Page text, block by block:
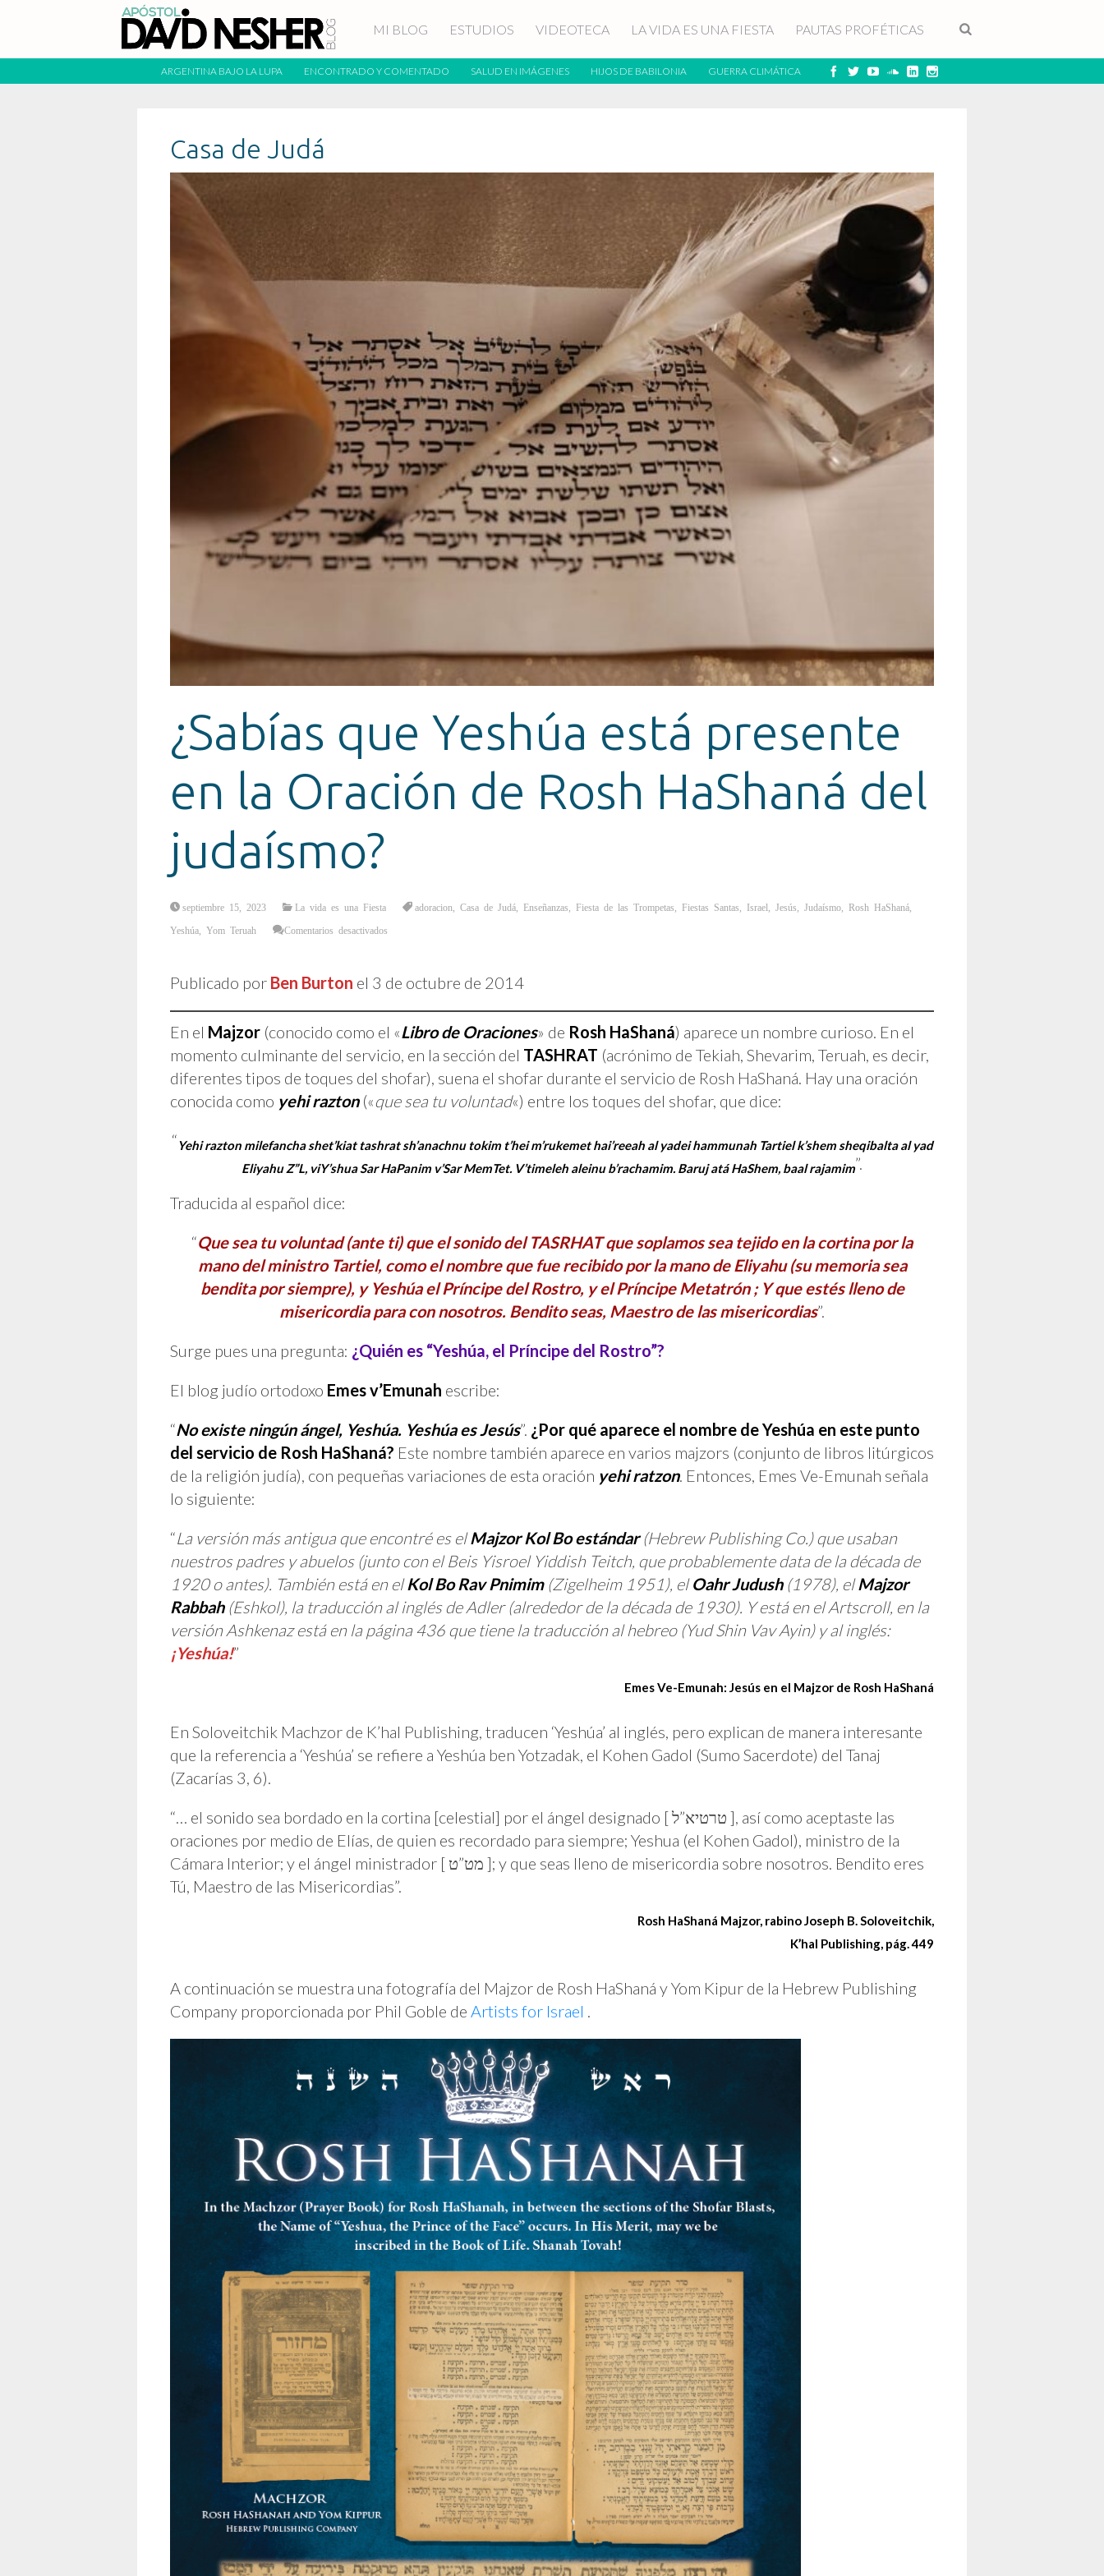
MI BLOG ESTUDIOS VIDEOTECA LA VIDA ES UNA FIESTA PAUTAS PROFÉTICAS
ARGENTINA BAJO LA LUPA ENCONTRADO Y COMENTADO SALUD EN IMÁGENES HIJOS DE BABILONIA GUERRA CLIMÁTICA
Casa de Judá
¿Sabías que Yeshúa está presente
en la Oración de Rosh HaShaná del
judaísmo?
septiembre 15, 2023 La vida es una Fiesta adoracion Casa de Judá Enseñanzas Fiesta de las Trompetas Fiestas Santas Israel Jesús Judaísmo Rosh HaShaná
Yeshúa Yom Teruah Comentarios desactivados
en
la
de
HaShaná
del
judaísmo?
Publicado por Ben Burton el 3 de octubre de 2014
En el Majzor (conocido como el «Libro de Oraciones» de Rosh HaShaná) aparece un nombre curioso. En el
momento culminante del servicio, en la sección del TASHRAT (acrónimo de Tekiah, Shevarim, Teruah, es decir,
diferentes tipos de toques del shofar), suena el shofar durante el servicio de Rosh HaShaná. Hay una oración
conocida como yehi razton(«que sea tu voluntad«) entre los toques del shofar, que dice:
“Yehi razton milefancha shet’kiat tashrat sh’anachnu tokim t’hei m’rukemet hai’reeah al yadei hammunah Tartiel k’shem sheqibalta al yad
Eliyahu Z”L, viY’shua Sar HaPanim v’Sar MemTet. V’timeleh aleinu b’rachamim. Baruj atá HaShem, baal rajamim”.
Traducida al español dice:
“Que sea tu voluntad (ante ti) que el sonido del TASRHAT que soplamos sea tejido en la cortina por la
mano del ministro Tartiel, como el nombre que fue recibido por la mano de Eliyahu (su memoria sea
bendita por siempre), y Yeshúa el Príncipe del Rostro, y el Príncipe Metatrón ; Y que estés lleno de
misericordia para con nosotros. Bendito seas, Maestro de las misericordias”.
Surge pues una pregunta: ¿Quién es “Yeshúa, el Príncipe del Rostro”?
El blog judío ortodoxo Emes v’Emunah escribe:
“No existe ningún ángel, Yeshúa. Yeshúa es Jesús”. ¿Por qué aparece el nombre de Yeshúa en este punto
del servicio de Rosh HaShaná? Este nombre también aparece en varios majzors (conjunto de libros litúrgicos
de la religión judía), con pequeñas variaciones de esta oración yehi ratzon. Entonces, Emes Ve-Emunah señala
lo siguiente:
“La versión más antigua que encontré es elMajzor Kol Bo estándar(Hebrew Publishing Co.) que usaban
nuestros padres y abuelos (junto con el Beis Yisroel Yiddish Teitch, que probablemente data de la década de
1920 o antes). También está en elKol Bo Rav Pnimim (Zigelheim 1951), elOahr Judush (1978), elMajzor
Rabbah(Eshkol), la traducción al inglés de Adler (alrededor de la década de 1930). Y está en el Artscroll, en la
versión Ashkenaz está en la página 436 que tiene la traducción al hebreo (Yud Shin Vav Ayin) y al inglés:
¡Yeshúa!”
Emes Ve-Emunah: Jesús en el Majzor de Rosh HaShaná
En Soloveitchik Machzor de K’hal Publishing, traducen ‘Yeshúa’ al inglés, pero explican de manera interesante
que la referencia a ‘Yeshúa’ se refiere a Yeshúa ben Yotzadak, el Kohen Gadol (Sumo Sacerdote) del Tanaj
(Zacarías 3, 6).
“… el sonido sea bordado en la cortina [celestial] por el ángel designado [ טרטיא”ל ], así como aceptaste las
oraciones por medio de Elías, de quien es recordado para siempre; Yeshua (el Kohen Gadol), ministro de la
Cámara Interior; y el ángel ministrador [ מט”ט ]; y que seas lleno de misericordia sobre nosotros. Bendito eres
Tú, Maestro de las Misericordias”.
Rosh HaShaná Majzor, rabino Joseph B. Soloveitchik,
K’hal Publishing, pág. 449
A continuación se muestra una fotografía del Majzor de Rosh HaShaná y Yom Kipur de la Hebrew Publishing
Company proporcionada por Phil Goble de Artists for Israel .